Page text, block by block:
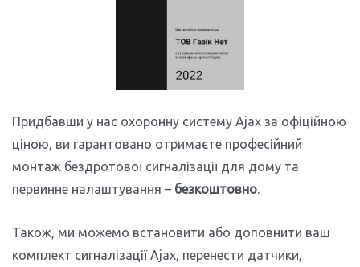
Придбавши у нас охоронну систему Ajax за офіційною
ціною, ви гарантовано отримаєте професійний
монтаж бездротової сигналізації для дому та
первинне налаштування – безкоштовно.
Також, ми можемо встановити або доповнити ваш
комплект сигналізаціїAjax, перенести датчики,